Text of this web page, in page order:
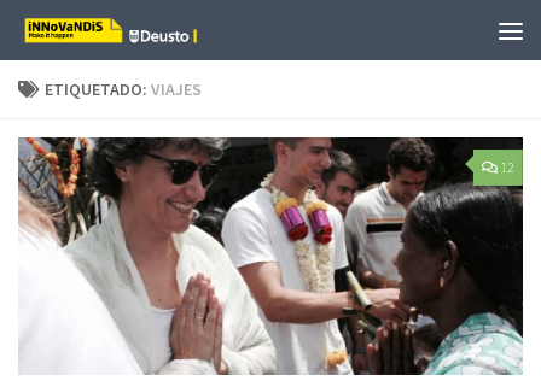
Saltar al contenido
ETIQUETADO: VIAJES
12